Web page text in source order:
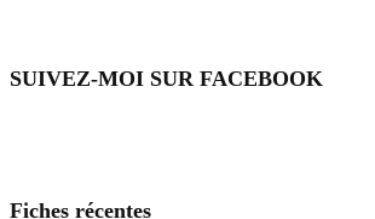
SUIVEZ-MOI SUR FACEBOOK
Fiches récentes